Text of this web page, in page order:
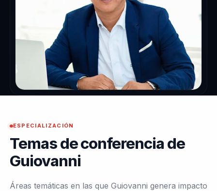
ESPECIALIZACIÓN
Temas de conferencia de
Guiovanni
Áreas temáticas en las que Guiovanni genera impacto